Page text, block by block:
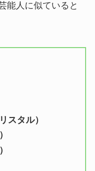
能人に似ていると
スタル）